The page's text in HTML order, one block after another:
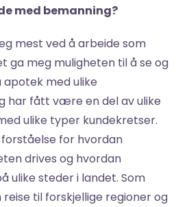
med bemanning?
mest ved å arbeide som
ga meg muligheten til å se og
med ulike
har fått være en del av ulike
ulike typer kundekretser.
for hvordan
drives og hvordan
ulike steder i landet. Som
til forskjellige regioner og